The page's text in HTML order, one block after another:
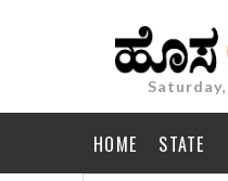
HOME STATE